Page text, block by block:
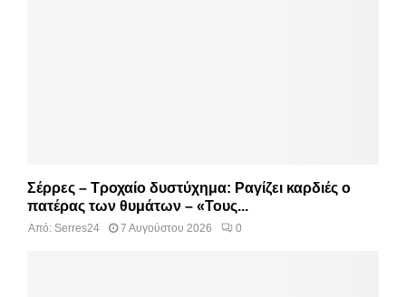
Σέρρες – Τροχαίο δυστύχημα: Ραγίζει καρδιές ο
πατέρας των θυμάτων – «Τους...
Από: Serres24 7 Αυγούστου 2026 0